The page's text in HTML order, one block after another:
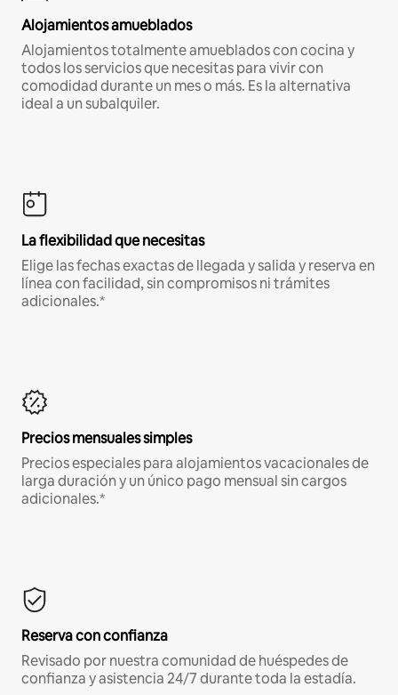
Alojamientos amueblados
Alojamientos totalmente amueblados con cocina y
todos los servicios que necesitas para vivir con
comodidad durante un mes o más. Es la alternativa
ideal a un subalquiler.
La flexibilidad que necesitas
Elige las fechas exactas de llegada y salida y reserva en
línea con facilidad, sin compromisos ni trámites
adicionales.*
Precios mensuales simples
Precios especiales para alojamientos vacacionales de
larga duración y un único pago mensual sin cargos
adicionales.*
Reserva con confianza
Revisado por nuestra comunidad de huéspedes de
confianza y asistencia 24/7 durante toda la estadía.